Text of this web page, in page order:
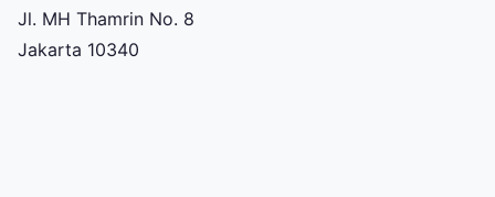
Jl. MH Thamrin No. 8
Jakarta 10340